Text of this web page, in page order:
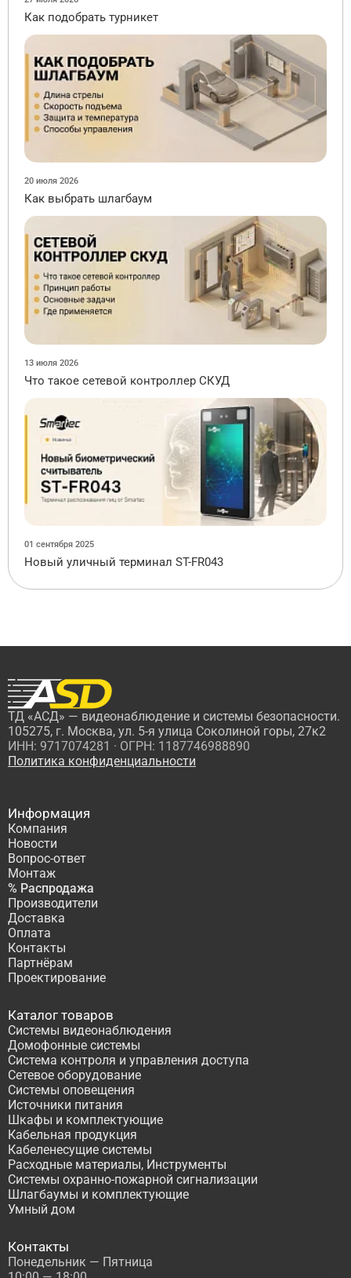
Как подобрать турникет
20 июля 2026
Как выбрать шлагбаум
13 июля 2026
Что такое сетевой контроллер СКУД
01 сентября 2025
Новый уличный терминал ST-FR043
ТД «АСД» — видеонаблюдение и системы безопасности.
105275, г. Москва, ул. 5-я улица Соколиной горы, 27к2
ИНН: 9717074281 · ОГРН: 1187746988890
Политика конфиденциальности
Информация
Компания
Новости
Вопрос-ответ
Монтаж
% Распродажа
Производители
Доставка
Оплата
Контакты
Партнёрам
Проектирование
Каталог товаров
Системы видеонаблюдения
Домофонные системы
Система контроля и управления доступа
Сетевое оборудование
Системы оповещения
Источники питания
Шкафы и комплектующие
Кабельная продукция
Кабеленесущие системы
Расходные материалы, Инструменты
Системы охранно-пожарной сигнализации
Шлагбаумы и комплектующие
Умный дом
Контакты
Понедельник — Пятница